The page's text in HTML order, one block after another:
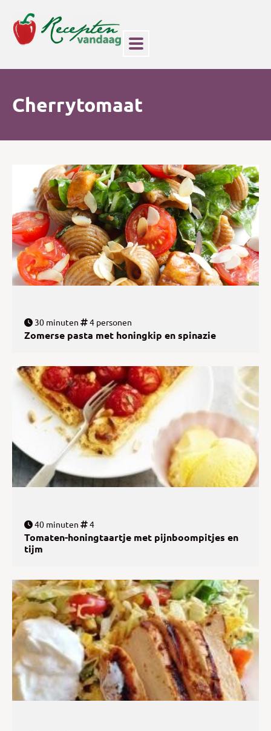
Cherrytomaat
30 minuten 4 personen
Zomerse pasta met honingkip en spinazie
40 minuten 4
Tomaten-honingtaartje met pijnboompitjes en
tijm